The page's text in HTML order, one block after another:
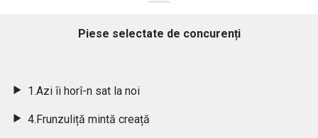
Piese selectate de concurenți
1.Azi îi horî-n sat la noi
4.Frunzuliță mintă creață